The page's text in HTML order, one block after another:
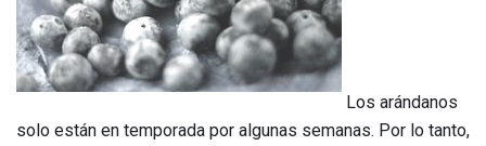
Los arándanos
solo están en temporada por algunas semanas. Por lo tanto,